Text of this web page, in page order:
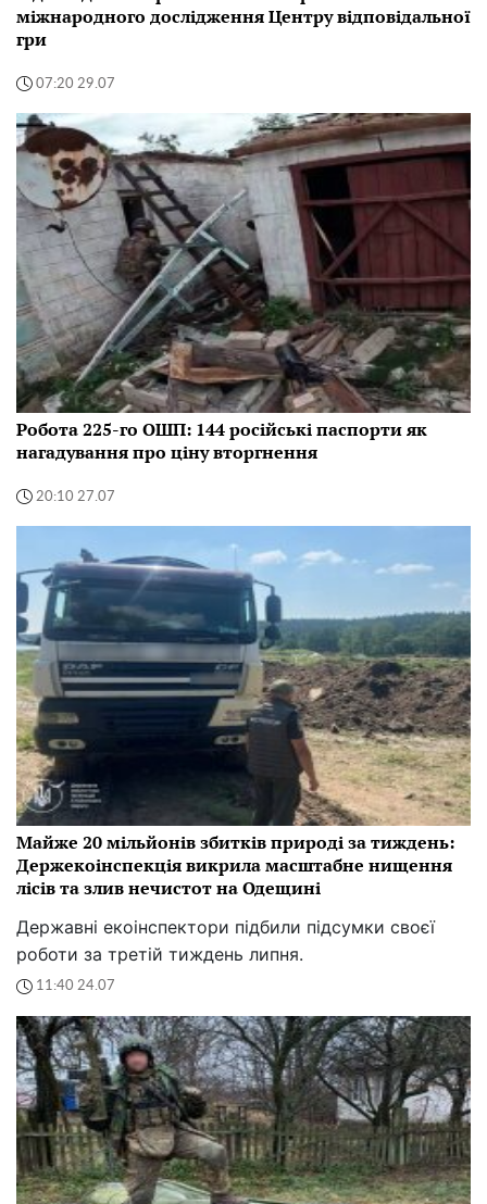
міжнародного дослідження Центру відповідальної
гри
07:20 29.07
Робота 225-го ОШП: 144 російські паспорти як
нагадування про ціну вторгнення
20:10 27.07
Майже 20 мільйонів збитків природі за тиждень:
Держекоінспекція викрила масштабне нищення
лісів та злив нечистот на Одещині
Державні екоінспектори підбили підсумки своєї
роботи за третій тиждень липня.
11:40 24.07